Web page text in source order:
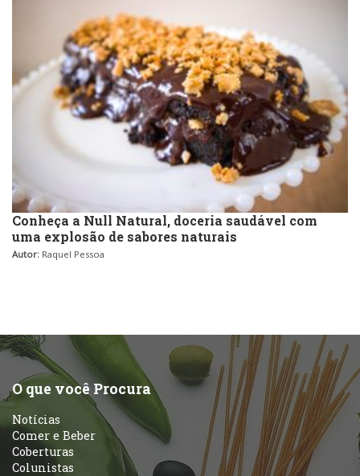
Conheça a Null Natural, doceria saudável com
uma explosão de sabores naturais
Autor: Raquel Pessoa
O que você Procura
Notícias
Comer e Beber
Coberturas
Colunistas